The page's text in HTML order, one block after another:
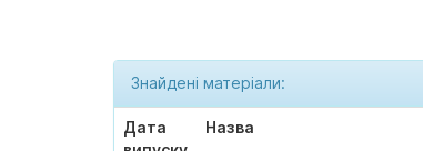
Знайдені матеріали:
Дата
Назва